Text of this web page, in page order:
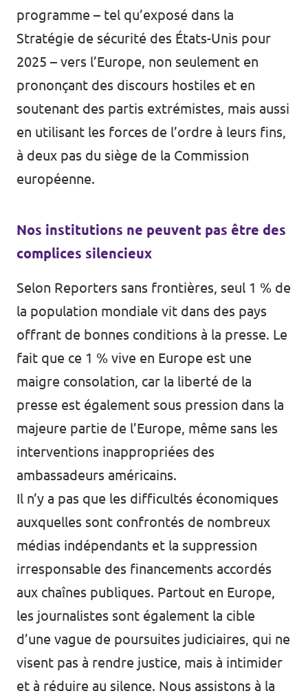
programme – tel qu’exposé dans la
Stratégie de sécurité des États-Unis pour
2025 – vers l’Europe, non seulement en
prononçant des discours hostiles et en
soutenant des partis extrémistes, mais aussi
en utilisant les forces de l’ordre à leurs fins,
à deux pas du siège de la Commission
européenne.
Nos institutions ne peuvent pas être des
complices silencieux
Selon Reporters sans frontières, seul 1 % de
la population mondiale vit dans des pays
offrant de bonnes conditions à la presse. Le
fait que ce 1 % vive en Europe est une
maigre consolation, car la liberté de la
presse est également sous pression dans la
majeure partie de l’Europe, même sans les
interventions inappropriées des
ambassadeurs américains.
Il n’y a pas que les difficultés économiques
auxquelles sont confrontés de nombreux
médias indépendants et la suppression
irresponsable des financements accordés
aux chaînes publiques. Partout en Europe,
les journalistes sont également la cible
d’une vague de poursuites judiciaires, qui ne
visent pas à rendre justice, mais à intimider
et à réduire au silence. Nous assistons à la